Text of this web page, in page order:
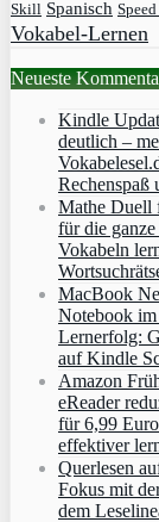
Skill Spanisch
Vokabel-Lernen
Neueste
Kindle
deutlich –
Rechenspaß
Mathe Duell
für die
Vokabeln
MacBook
Notebook
Lernerfolg:
auf Kindle
Amazon
eReader
für 6,99
effektiver
Querlesen
Fokus mit
dem